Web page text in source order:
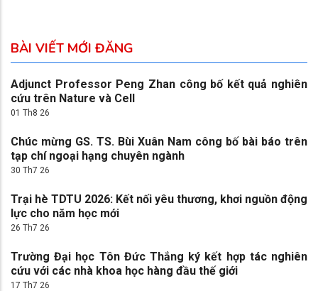
BÀI VIẾT MỚI ĐĂNG
Adjunct Professor Peng Zhan công bố kết quả nghiên
cứu trên Nature và Cell
01 Th8 26
Chúc mừng GS. TS. Bùi Xuân Nam công bố bài báo trên
tạp chí ngoại hạng chuyên ngành
30 Th7 26
Trại hè TDTU 2026: Kết nối yêu thương, khơi nguồn động
lực cho năm học mới
26 Th7 26
Trường Đại học Tôn Đức Thắng ký kết hợp tác nghiên
cứu với các nhà khoa học hàng đầu thế giới
17 Th7 26